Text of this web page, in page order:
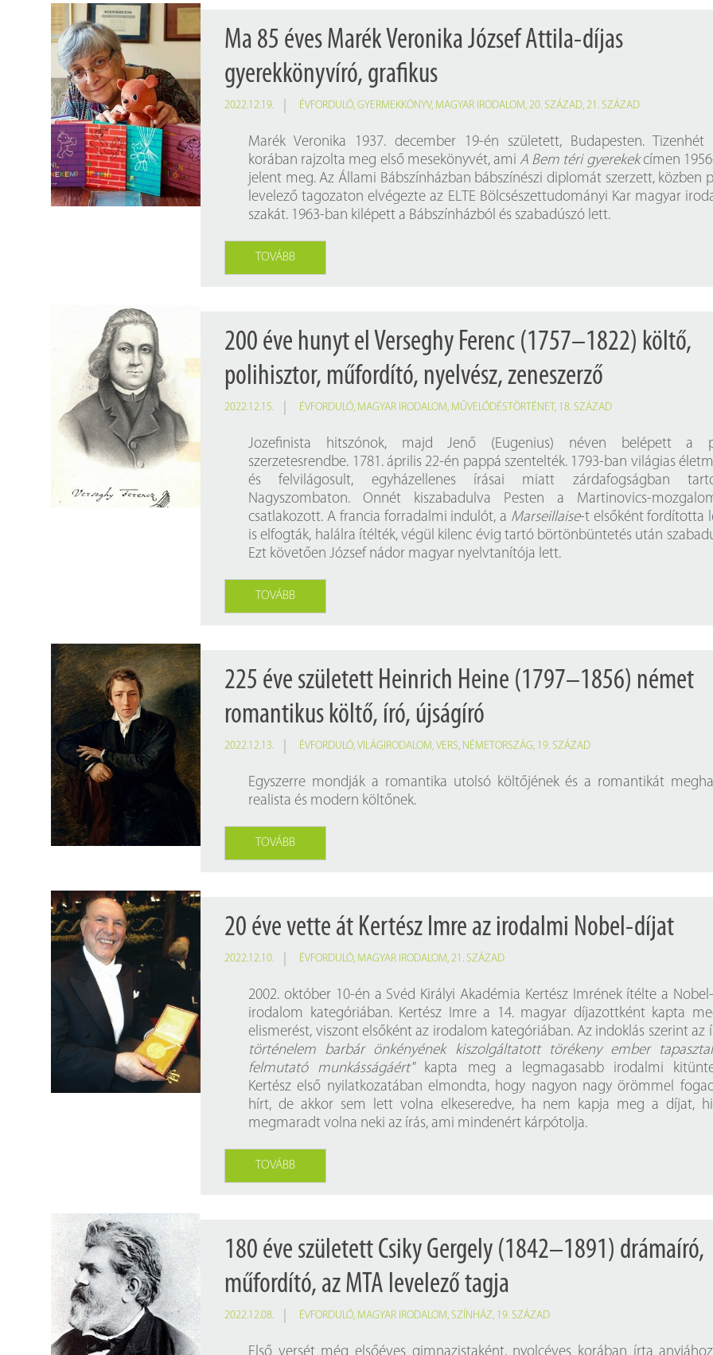
Ma 85 éves Marék Veronika József Attila-díjas
gyerekkönyvíró, grafikus
2022.12.19. ÉVFORDULÓ,GYERMEKKÖNYV, MAGYAR IRODALOM,20. SZÁZAD,21. SZÁZAD
Marék Veronika 1937. december 19-én született, Budapesten. Tizenhét
korában rajzolta meg első mesekönyvét, amiA Bem téri gyerekekcímen
jelent meg. Az Állami Bábszínházban bábszínészi diplomát szerzett, közben
levelező tagozaton elvégezte az ELTE Bölcsészettudományi Kar magyar
szakát. 1963-ban kilépett a Bábszínházból és szabadúszó lett.
TOVÁBB
200 éve hunyt el Verseghy Ferenc (1757–1822) költő,
polihisztor, műfordító, nyelvész, zeneszerző
2022.12.15. ÉVFORDULÓ, MAGYAR IRODALOM, MŰVELŐDÉSTÖRTÉNET, 18. SZÁZAD
Jozefinista hitszónok, majd Jenő (Eugenius) néven belépett a
szerzetesrendbe. 1781. április 22-én pappá szentelték. 1793-ban világias
és felvilágosult, egyházellenes írásai miatt zárdafogságban
Nagyszombaton. Onnét kiszabadulva Pesten a Martinovics-
csatlakozott. A francia forradalmi indulót, a Marseillaise-t elsőként fordította
is elfogták, halálra ítélték, végül kilenc évig tartó börtönbüntetés után
Ezt követően József nádor magyar nyelvtanítója lett.
TOVÁBB
225 éve született Heinrich Heine (1797–1856) német
romantikus költő, író, újságíró
2022.12.13. ÉVFORDULÓ,VILÁGIRODALOM,VERS, NÉMETORSZÁG, 19. SZÁZAD
Egyszerre mondják a romantika utolsó költőjének és a romantikát
realista és modern költőnek.
TOVÁBB
20 éve vette át Kertész Imre az irodalmi Nobel-díjat
2022.12.10. ÉVFORDULÓ, MAGYAR IRODALOM,21. SZÁZAD
2002. október 10-én a Svéd Királyi Akadémia Kertész Imrének ítélte a
irodalom kategóriában. Kertész Imre a 14. magyar díjazottként kapta
elismerést, viszont elsőként az irodalom kategóriában. Az indoklás szerint az
történelem barbár önkényének kiszolgáltatott törékeny ember
felmutató munkásságáért"kapta meg a legmagasabb irodalmi
Kertész első nyilatkozatában elmondta, hogy nagyon nagy örömmel
hírt, de akkor sem lett volna elkeseredve, ha nem kapja meg a díjat,
megmaradt volna neki az írás, ami mindenért kárpótolja.
TOVÁBB
180 éve született Csiky Gergely (1842–1891) drámaíró,
műfordító, az MTA levelező tagja
2022.12.08. ÉVFORDULÓ, MAGYAR IRODALOM,SZÍNHÁZ, 19. SZÁZAD